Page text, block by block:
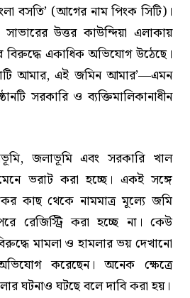
বসতি’ (আগের নাম পিংক সিটি)।
উত্তর কাউন্দিয়া এলাকায়
বিরুদ্ধে একাধিক অভিযোগ উঠেছে।
মাটি আমার, এই জমিন আমার’—এমন
সরকারি ও ব্যক্তিমালিকানাধীন
জলাভূমি এবং সরকারি খাল
ভরাট করা হচ্ছে। একই সঙ্গে
কাছ থেকে নামমাত্র মূল্যে জমি
রেজিস্ট্রি করা হচ্ছে না। কেউ
মামলা ও হামলার ভয় দেখানো
করেছেন। অনেক ক্ষেত্রে
ঘটনাও ঘটছে বলে দাবি করা হয়।